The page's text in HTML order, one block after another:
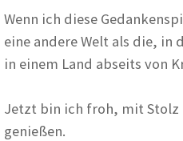
Wenn ich diese
eine andere Welt als die, in
in einem Land abseits von
Jetzt bin ich froh, mit Stolz
genießen.